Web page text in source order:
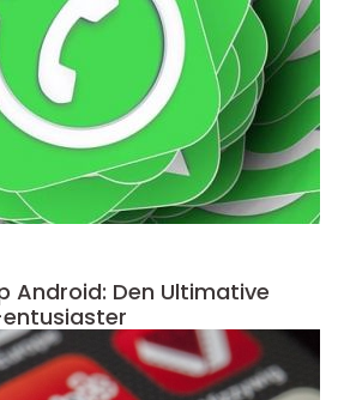
Android: Den Ultimative